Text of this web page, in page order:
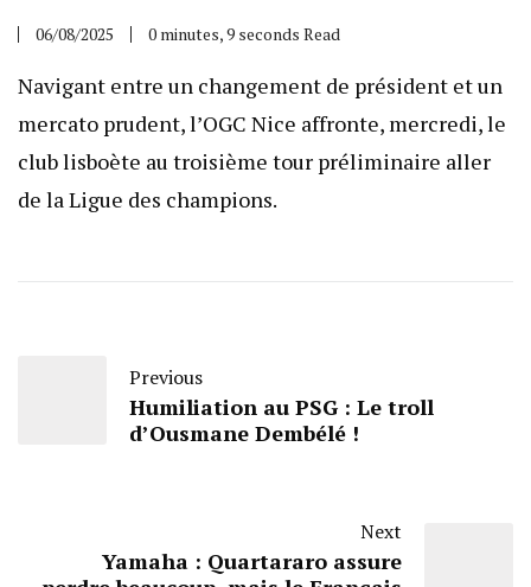
06/08/2025 0 minutes, 9 seconds Read
Navigant entre un changement de président et un
mercato prudent, l’OGC Nice affronte, mercredi, le
club lisboète au troisième tour préliminaire aller
de la Ligue des champions.
Previous
Humiliation au PSG : Le troll
d’Ousmane Dembélé !
Next
Yamaha : Quartararo assure